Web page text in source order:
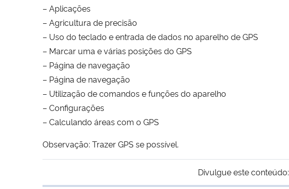
– Aplicações
– Agricultura de precisão
– Uso do teclado e entrada de dados no aparelho de GPS
– Marcar uma e várias posições do GPS
– Página de navegação
– Página de navegação
– Utilização de comandos e funções do aparelho
– Configurações
– Calculando áreas com o GPS
Observação: Trazer GPS se possível.
Divulgue este conteúdo: